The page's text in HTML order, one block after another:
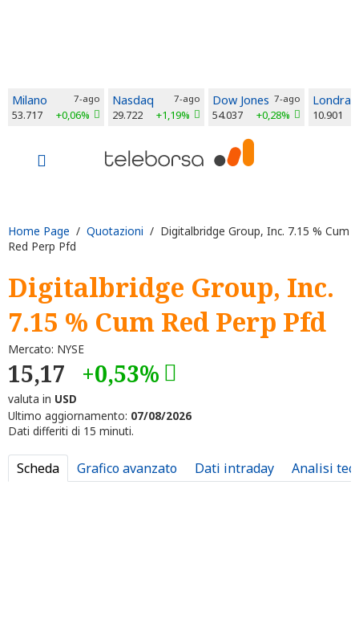
Milano 7-ago
53.717 +0,06%
Nasdaq 7-ago
29.722 +1,19%
Dow Jones 7-ago
54.037 +0,28%
Londra
10.901
Home Page / Quotazioni / Digitalbridge Group, Inc. 7.15 % Cum
Red Perp Pfd
Digitalbridge Group, Inc.
7.15 % Cum Red Perp Pfd
Mercato: NYSE
15,17 +0,53%
valuta in USD
Ultimo aggiornamento: 07/08/2026
Dati differiti di 15 minuti.
Scheda Grafico avanzato Dati intraday Analisi